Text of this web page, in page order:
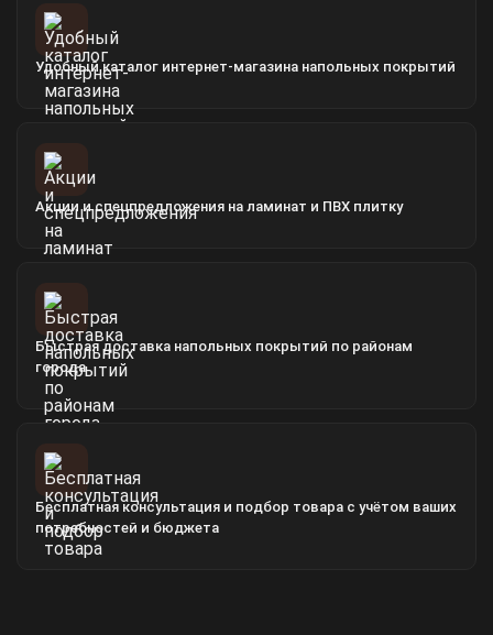
Удобный каталог интернет-магазина напольных покрытий
Акции и спецпредложения на ламинат и ПВХ плитку
Быстрая доставка напольных покрытий по районам
города
Бесплатная консультация и подбор товара с учётом ваших
потребностей и бюджета